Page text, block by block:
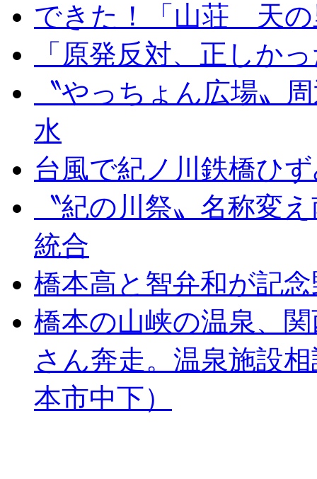
できた！「山荘 天の
「原発反対、正しか
〝やっちょん広場〟
水
台風で紀ノ川鉄橋ひ
〝紀の川祭〟名称変
統合
橋本高と智弁和が記
橋本の山峡の温泉、
さん奔走。温泉施設
本市中下）